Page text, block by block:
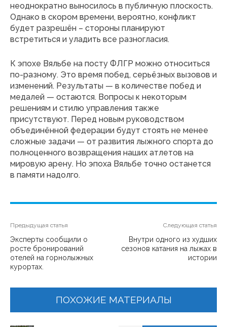
неоднократно выносилось в публичную плоскость.
Однако в скором времени, вероятно, конфликт
будет разрешён – стороны планируют
встретиться и уладить все разногласия.
К эпохе Вяльбе на посту ФЛГР можно относиться
по-разному. Это время побед, серьёзных вызовов и
изменений. Результаты — в количестве побед и
медалей — остаются. Вопросы к некоторым
решениям и стилю управления также
присутствуют. Перед новым руководством
объединённой федерации будут стоять не менее
сложные задачи — от развития лыжного спорта до
полноценного возвращения наших атлетов на
мировую арену. Но эпоха Вяльбе точно останется
в памяти надолго.
Предыдущая статья
Эксперты сообщили о
росте бронирований
отелей на горнолыжных
курортах.
Следующая статья
Внутри одного из худших
сезонов катания на лыжах в
истории
ПОХОЖИЕ МАТЕРИАЛЫ